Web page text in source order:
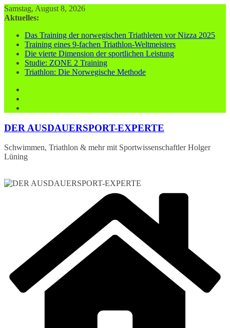
Zum
Inhalt
Samstag, August 8, 2026
Aktuelles:
Das Training der norwegischen Triathleten vor Nizza 2025
Training eines 9-fachen Triathlon-Weltmeisters
Die vierte Dimension der sportlichen Leistung
Studie: ZONE 2 Training
Triathlon: Die Norwegische Methode
DER AUSDAUERSPORT-EXPERTE
Schwimmen, Triathlon & mehr mit Sportwissenschaftler Holger
Lüning